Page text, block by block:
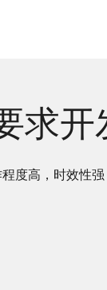
求
度高，时效性强